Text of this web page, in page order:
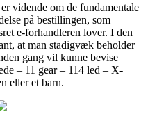
vidende om de fundamentale
på bestillingen, som
e-forhandleren lover. I den
at man stadigvæk beholder
gang vil kunne bevise
– 11 gear – 114 led – X-
eller et barn.